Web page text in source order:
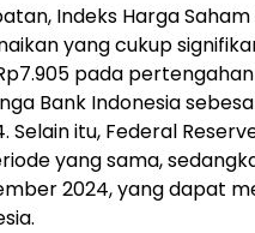
Indeks Harga
yang cukup
pada
Bank Indonesia
itu, Federal
yang sama,
2024, yang dapat